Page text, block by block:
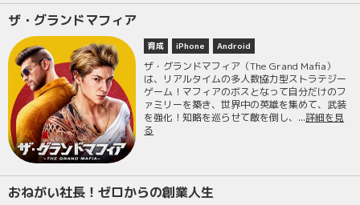
ザ・グランドマフィア
育成 iPhone Android
ザ・グランドマフィア（The Grand Mafia）
は、リアルタイムの多人数協力型ストラテジー
ゲーム！マフィアのボスとなって自分だけのフ
ァミリーを築き、世界中の英雄を集めて、武装
を強化！知略を巡らせて敵を倒し、...詳細を見
る
おねがい社長！ゼロからの創業人生